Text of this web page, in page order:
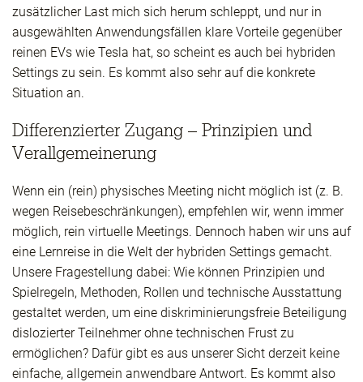
zusätzlicher Last mich sich herum schleppt, und nur in
ausgewählten Anwendungsfällen klare Vorteile gegenüber
reinen EVs wie Tesla hat, so scheint es auch bei hybriden
Settings zu sein. Es kommt also sehr auf die konkrete
Situation an.
Differenzierter Zugang – Prinzipien und
Verallgemeinerung
Wenn ein (rein) physisches Meeting nicht möglich ist (z. B.
wegen Reisebeschränkungen), empfehlen wir, wenn immer
möglich, rein virtuelle Meetings. Dennoch haben wir uns auf
eine Lernreise in die Welt der hybriden Settings gemacht.
Unsere Fragestellung dabei: Wie können Prinzipien und
Spielregeln, Methoden, Rollen und technische Ausstattung
gestaltet werden, um eine diskriminierungsfreie Beteiligung
dislozierter Teilnehmer ohne technischen Frust zu
ermöglichen? Dafür gibt es aus unserer Sicht derzeit keine
einfache, allgemein anwendbare Antwort. Es kommt also